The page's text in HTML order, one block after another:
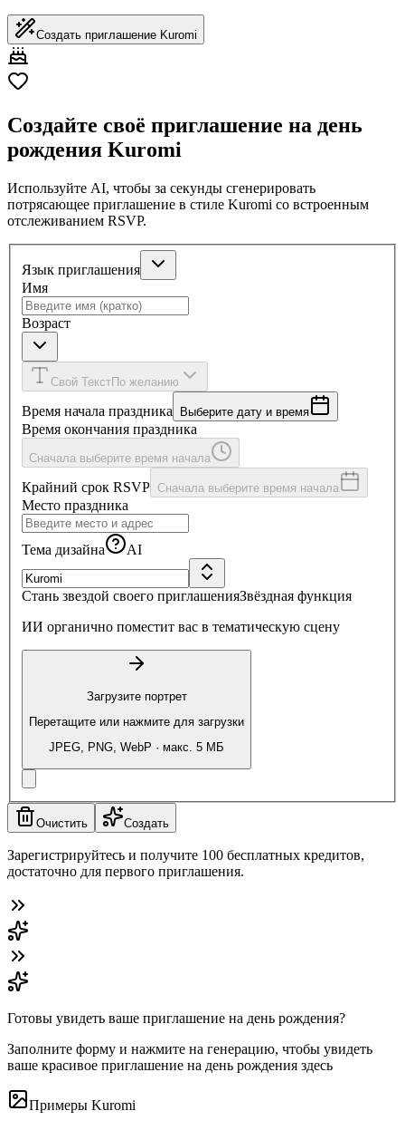
Создать приглашение Kuromi
Создайте своё приглашение на день
рождения Kuromi
Используйте AI, чтобы за секунды сгенерировать
потрясающее приглашение в стиле Kuromi со встроенным
отслеживанием RSVP.
Язык приглашения
Имя
Возраст
Свой ТекстПо желанию
Время начала праздника Выберите дату и время
Время окончания праздника
Сначала выберите время начала
Крайний срок RSVP Сначала выберите время начала
Место праздника
Тема дизайна AI
Стань звездой своего приглашенияЗвёздная функция
ИИ органично поместит вас в тематическую сцену
Загрузите портрет
Перетащите или нажмите для загрузки
JPEG, PNG, WebP · макс. 5 МБ
Очистить Создать
Зарегистрируйтесь и получите 100 бесплатных кредитов,
достаточно для первого приглашения.
Готовы увидеть ваше приглашение на день рождения?
Заполните форму и нажмите на генерацию, чтобы увидеть
ваше красивое приглашение на день рождения здесь
Примеры Kuromi